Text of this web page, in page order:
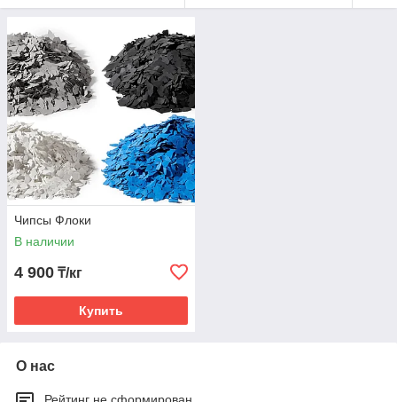
Чипсы Флоки
В наличии
4 900 ₸/кг
Купить
О нас